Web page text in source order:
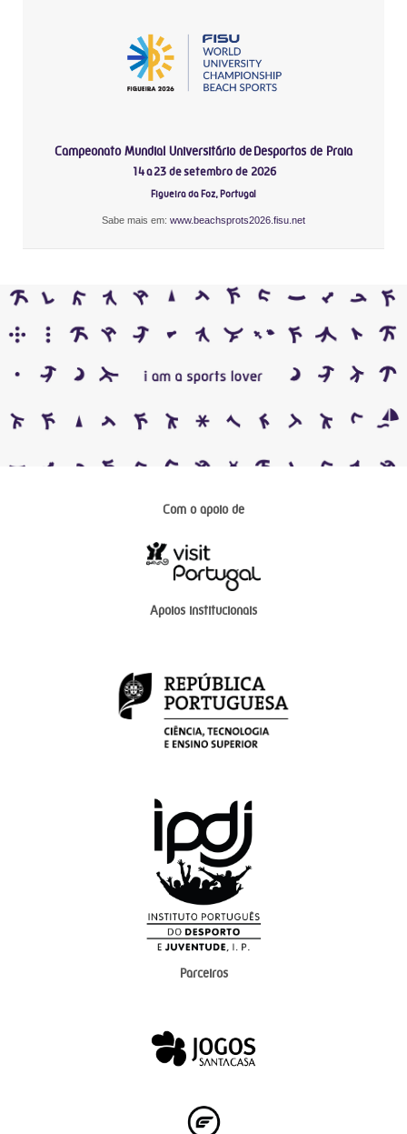
Campeonato Mundial Universitário de Desportos de Praia
14 a 23 de setembro de 2026
Figueira da Foz, Portugal
Sabe mais em: www.beachsprots2026.fisu.net
Com o apoio de
Apoios institucionais
Parceiros